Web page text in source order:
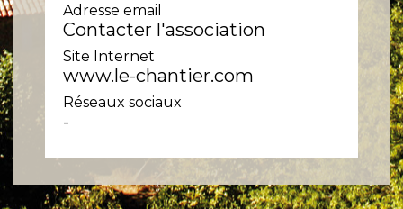
Adresse email
Contacter l'association
Site Internet
www.le-chantier.com
Réseaux sociaux
-